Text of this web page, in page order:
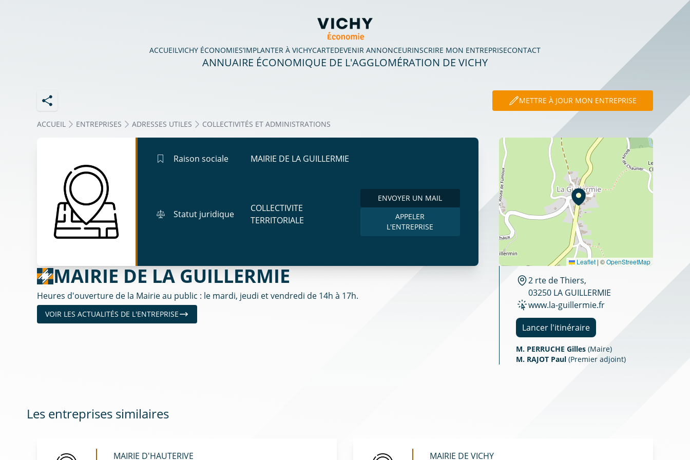
ACCUEILVICHY ÉCONOMIES’IMPLANTER À VICHYCARTEDEVENIR ANNONCEURINSCRIRE MON ENTREPRISECONTACT
ANNUAIRE ÉCONOMIQUE DE L'AGGLOMÉRATION DE VICHY
METTRE À JOUR MON ENTREPRISE
ACCUEIL ENTREPRISES ADRESSES UTILES COLLECTIVITÉS ET ADMINISTRATIONS
Raison sociale MAIRIE DE LA GUILLERMIE
Statut juridique
COLLECTIVITE
TERRITORIALE
ENVOYER UN MAIL
APPELER
L'ENTREPRISE
MAIRIE DE LA GUILLERMIE
Heures d'ouverture de la Mairie au public : le mardi, jeudi et vendredi de 14h à 17h.
VOIR LES ACTUALITÉS DE L'ENTREPRISE
Leaflet | ©OpenStreetMap
2 rte de Thiers,
03250 LA GUILLERMIE
www.la-guillermie.fr
Lancer l'itinéraire
M. PERRUCHE Gilles (Maire)
M. RAJOT Paul (Premier adjoint)
Les entreprises similaires
MAIRIE D'HAUTERIVE MAIRIE DE VICHY